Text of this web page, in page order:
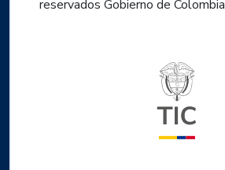
reservados Gobierno de Colombia